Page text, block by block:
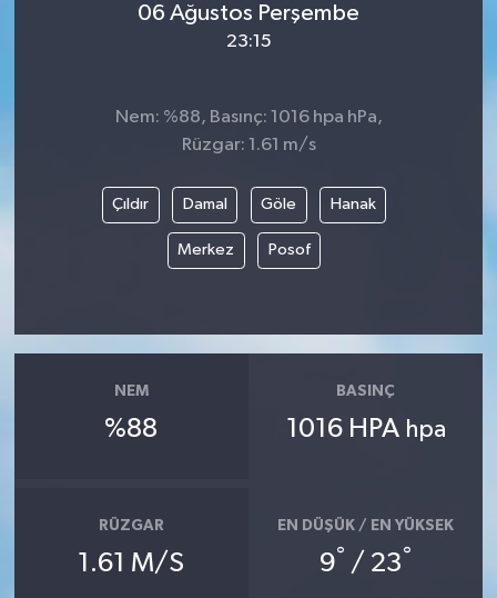
06 Ağustos Perşembe
23:15
Nem: %88, Basınç: 1016 hpa hPa,
Rüzgar: 1.61 m/s
Çıldır Damal Göle Hanak
Merkez Posof
NEM
%88
BASINÇ
1016 HPA hpa
RÜZGAR
1.61 M/S
EN DÜŞÜK / EN YÜKSEK
9° / 23°